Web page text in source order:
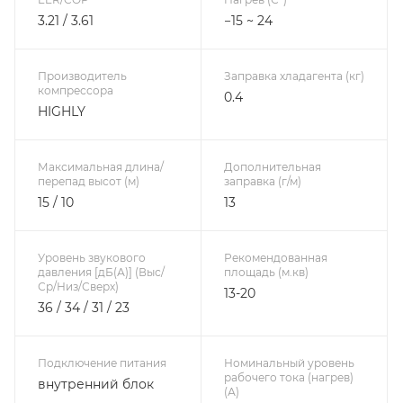
3.21 / 3.61 −15 ~ 24
Производитель
компрессора
HIGHLY
Заправка хладагента (кг)
0.4
Максимальная длина/
перепад высот (м)
15 / 10
Дополнительная
заправка (г/м)
13
Уровень звукового
давления [дБ(А)] (Выс/
Ср/Низ/Сверх)
36 / 34 / 31 / 23
Рекомендованная
площадь (м.кв)
13-20
Подключение питания
внутренний блок
Номинальный уровень
рабочего тока (нагрев)
(А)